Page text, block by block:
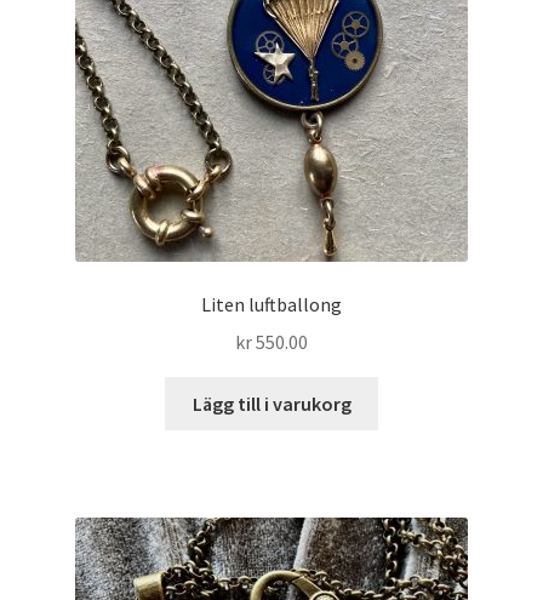
Liten luftballong
kr550.00
Lägg till i varukorg